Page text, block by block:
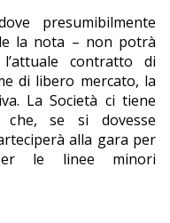
presumibilmente
la nota – non potrà
contratto di
di libero mercato, la
La Società ci tiene
che, se si dovesse
alla gara per
le linee minori